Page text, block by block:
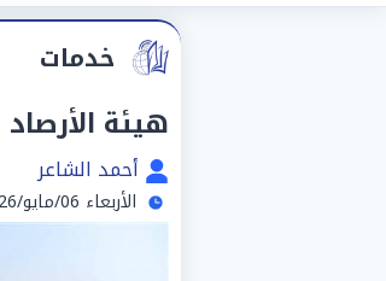
خدمات
هيئة
أحمد الشاعر
الأربعاء 06/مايو/2026 - 01:00 ص